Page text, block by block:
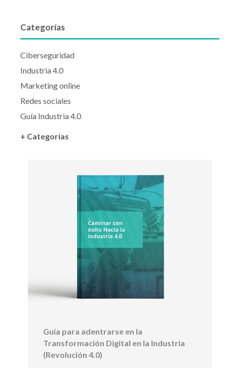
Categorías
Ciberseguridad
Industria 4.0
Marketing online
Redes sociales
Guía Industria 4.0
+ Categorías
Guía para adentrarse en la
Transformación Digital en la Industria
(Revolución 4.0)